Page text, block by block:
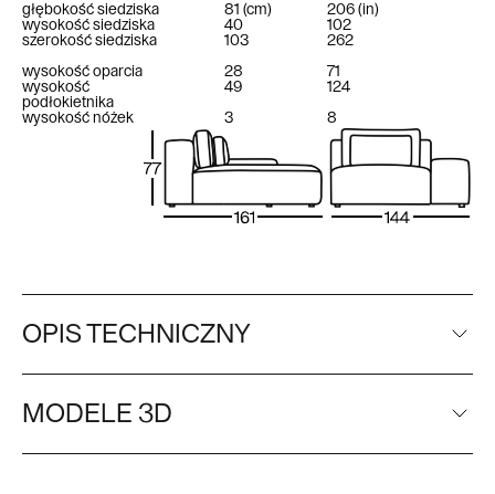
głębokość siedziska 81 (cm) 206 (in)
wysokość siedziska
40
102
szerokość siedziska
103
262
wysokość oparcia
28
71
wysokość
podłokietnika
49
124
wysokość nóżek
3 8
OPIS TECHNICZNY
MODELE 3D